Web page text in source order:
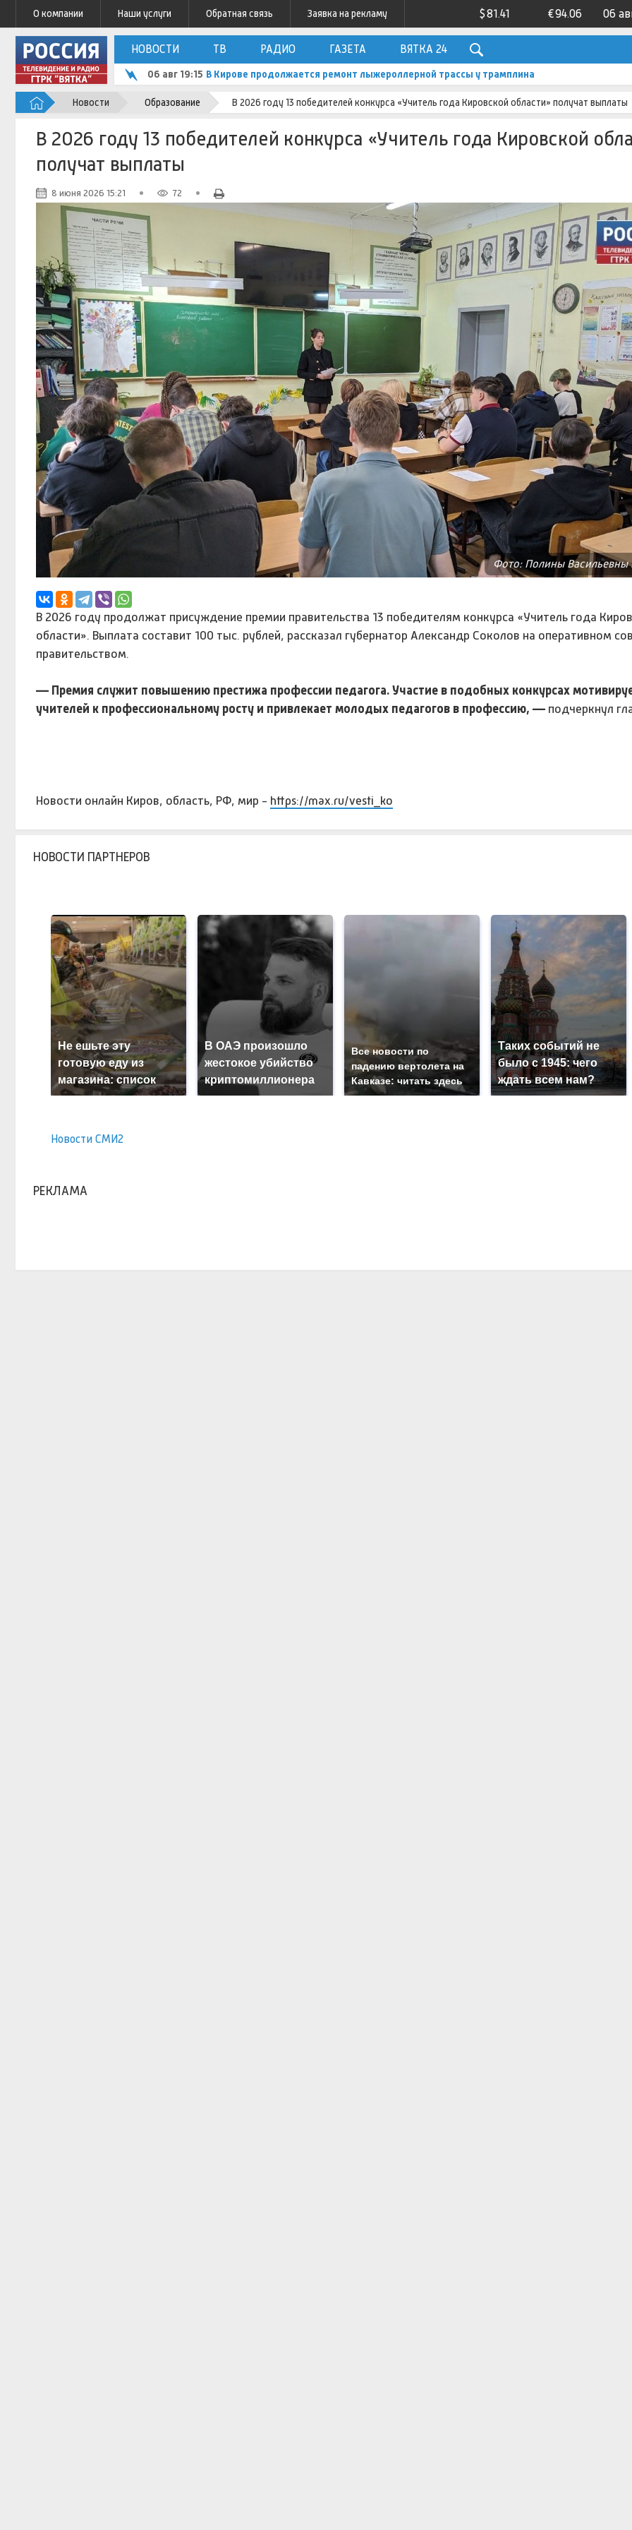
О компании Наши услуги Обратная связь Заявка на рекламу $81.41 €94.06 06
НОВОСТИ ТВ РАДИО ГАЗЕТА ВЯТКА 24
06 авг 19:15 В Кирове продолжается ремонт лыжероллерной трассы у трамплина
Новости Образование В 2026 году 13 победителей конкурса «Учитель года Кировской области» получат выплаты
В 2026 году 13 победителей конкурса «Учитель года Кировской
получат выплаты
8 июня 2026 15:21 72
Фото: Полины Васильевны
В 2026 году продолжат присуждение премии правительства 13 победителям конкурса «Учитель года
области». Выплата составит 100 тыс. рублей, рассказал губернатор Александр Соколов на оперативном
правительством.
— Премия служит повышению престижа профессии педагога. Участие в подобных конкурсах
учителей к профессиональному росту и привлекает молодых педагогов в профессию, —подчеркнул
Новости онлайн Киров, область, РФ, мир - https://max.ru/vesti_ko
НОВОСТИ ПАРТНЕРОВ
Не ешьте эту
готовую еду из
магазина: список
В ОАЭ произошло
жестокое убийство
криптомиллионера
Все новости по
падению вертолета на
Кавказе: читать здесь
Таких событий не
было с 1945: чего
ждать всем нам?
Новости СМИ2
РЕКЛАМА